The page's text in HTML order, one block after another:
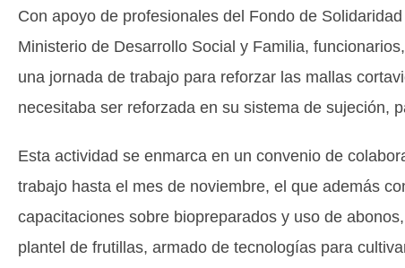
Con apoyo de profesionales del Fondo de
Ministerio de Desarrollo Social y Familia,
una jornada de trabajo para reforzar las mallas
necesitaba ser reforzada en su sistema de sujeción,
Esta actividad se enmarca en un convenio de
trabajo hasta el mes de noviembre, el que además
capacitaciones sobre biopreparados y uso de
plantel de frutillas, armado de tecnologías para